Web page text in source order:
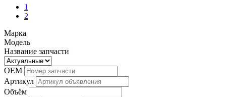
1
2
Марка
Модель
Название запчасти
OEM
Артикул
Объём